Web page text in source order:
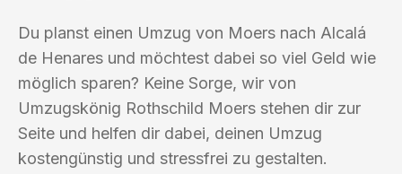
Du planst einen Umzug von Moers nach Alcalá
de Henares und möchtest dabei so viel Geld wie
möglich sparen? Keine Sorge, wir von
Umzugskönig Rothschild Moers stehen dir zur
Seite und helfen dir dabei, deinen Umzug
kostengünstig und stressfrei zu gestalten.